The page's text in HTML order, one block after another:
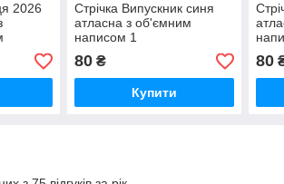
2026
Стрічка Випускник синя
атласна з об'ємним
написом 1
80₴
Купити
80